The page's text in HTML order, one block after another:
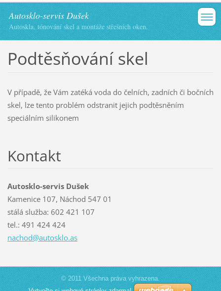
Autosklo-servis Dušek
Autoskla, tónování skel a montáže střešních oken.
Podtěsňování skel
V případě, že Vám zatéká voda do čelních, zadních či bočních
skel, lze tento problém odstranit jejich podtěsněním
speciálním silikonem
Kontakt
Autosklo-servis Dušek
Kamenice 107, Náchod 547 01
stálá služba: 602 421 107
tel.: 491 424 424
nachod@autosklo.as
© 2011 Všechna práva vyhrazena.